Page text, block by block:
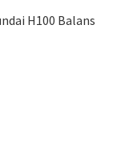
H100 Balans